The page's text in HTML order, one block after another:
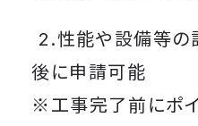
2.性能や設備等の
後に申請可能​
※工事完了前にポ